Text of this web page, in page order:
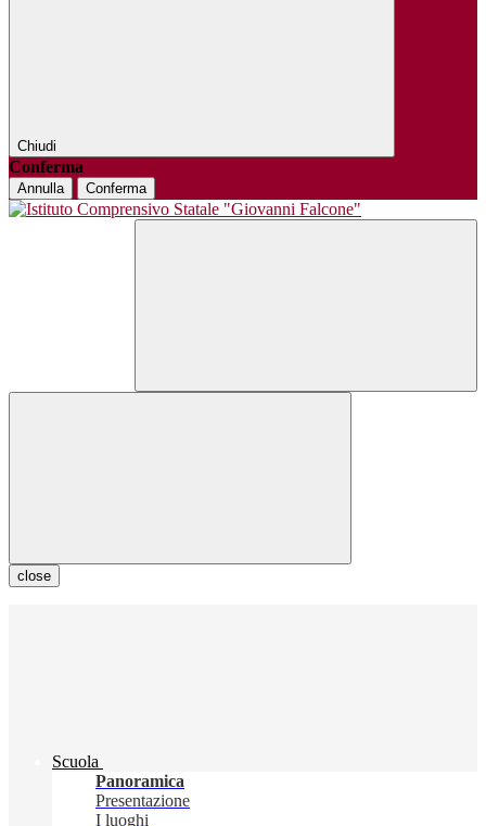
Chiudi
Conferma
Annulla Conferma
close
Scuola
Panoramica
Presentazione
I luoghi